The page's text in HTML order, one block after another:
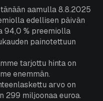
aamulla 8.8.2025
edellisen päivän
94,0 % preemiolla
painotettuun
tarjottu hinta on
enemmän.
arvo on
299 miljoonaa euroa.